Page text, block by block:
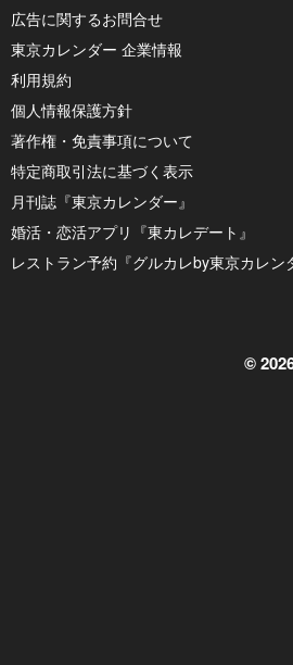
広告に関するお問合せ
東京カレンダー 企業情報
利用規約
個人情報保護方針
著作権・免責事項について
特定商取引法に基づく表示
月刊誌『東京カレンダー』
婚活・恋活アプリ『東カレデート』
レストラン予約『グルカレby東京カレン
©